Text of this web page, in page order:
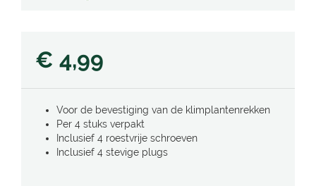
€ 4,99
Voor de bevestiging van de klimplantenrekken
Per 4 stuks verpakt
Inclusief 4 roestvrije schroeven
Inclusief 4 stevige plugs